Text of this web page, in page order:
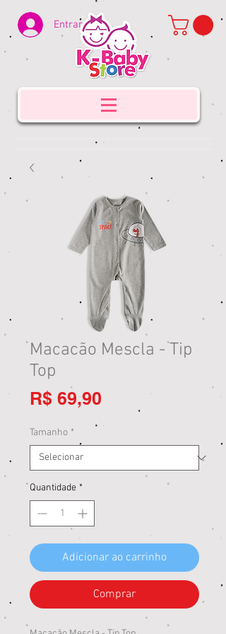
Entrar
Macacão Mescla - Tip
Top
R$ 69,90
Tamanho *
Quantidade *
Adicionar ao carrinho
Comprar